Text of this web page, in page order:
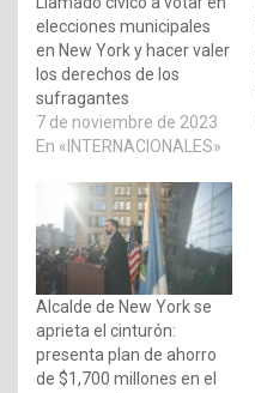
elecciones municipales
en New York y hacer valer
los derechos de los
sufragantes
7 de noviembre de 2023
En «INTERNACIONALES»
Alcalde de New York se
aprieta el cinturón:
presenta plan de ahorro
de $1,700 millones en el